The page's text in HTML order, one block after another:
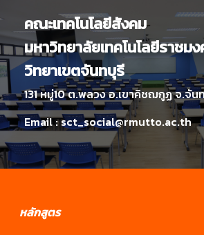
คณะเทคโนโลยีสังคม
มหาวิทยาลัยเทคโนโลยีราชม
วิทยาเขตจันทบุรี
131 หมู่10 ต.พลวง อ.เขาคิชฌกูฏ จ.จัน
Email :sct_social@rmutto.ac.th
หลักสูตร